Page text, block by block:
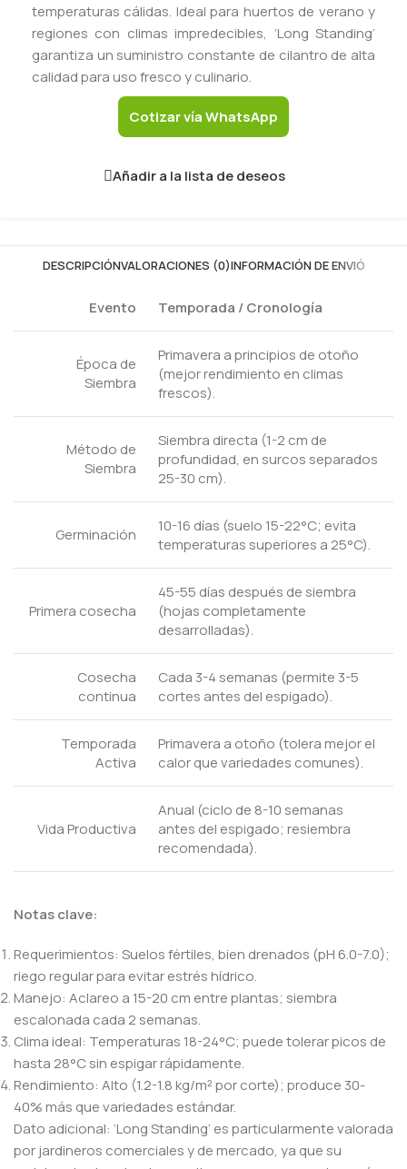
temperaturas cálidas. Ideal para huertos de verano y
regiones con climas impredecibles, ‘Long Standing’
garantiza un suministro constante de cilantro de alta
calidad para uso fresco y culinario.
Cotizar vía WhatsApp
Añadir a la lista de deseos
DESCRIPCIÓNVALORACIONES (0)INFORMACIÓN DE ENVIÓ
Evento Temporada / Cronología
Época de
Siembra
Primavera a principios de otoño
(mejor rendimiento en climas
frescos).
Método de
Siembra
Siembra directa (1-2 cm de
profundidad, en surcos separados
25-30 cm).
Germinación
10-16 días (suelo 15-22°C; evita
temperaturas superiores a 25°C).
Primera cosecha
45-55 días después de siembra
(hojas completamente
desarrolladas).
Cosecha
continua
Cada 3-4 semanas (permite 3-5
cortes antes del espigado).
Temporada
Activa
Primavera a otoño (tolera mejor el
calor que variedades comunes).
Vida Productiva
Anual (ciclo de 8-10 semanas
antes del espigado; resiembra
recomendada).
Notas clave:
Requerimientos: Suelos fértiles, bien drenados (pH 6.0-7.0);
riego regular para evitar estrés hídrico.
Manejo: Aclareo a 15-20 cm entre plantas; siembra
escalonada cada 2 semanas.
Clima ideal: Temperaturas 18-24°C; puede tolerar picos de
hasta 28°C sin espigar rápidamente.
Rendimiento: Alto (1.2-1.8 kg/m² por corte); produce 30-
40% más que variedades estándar.
Dato adicional: ‘Long Standing’ es particularmente valorada
por jardineros comerciales y de mercado, ya que su